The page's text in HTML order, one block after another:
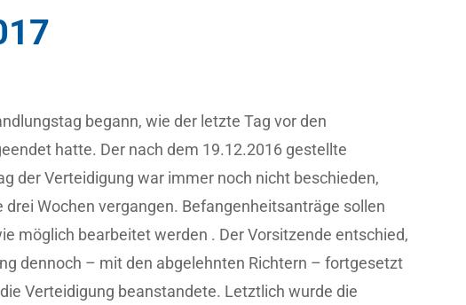
begann, wie der letzte Tag vor den
hatte. Der nach dem 19.12.2016 gestellte
der Verteidigung war immer noch nicht beschieden,
Wochen vergangen. Befangenheitsanträge sollen
möglich bearbeitet werden . Der Vorsitzende entschied,
dennoch – mit den abgelehnten Richtern – fortgesetzt
Verteidigung beanstandete. Letztlich wurde die